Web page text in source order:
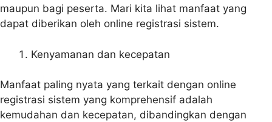
maupun bagi peserta. Mari kita lihat manfaat yang
dapat diberikan oleh online registrasi sistem.
Kenyamanan dan kecepatan
Manfaat paling nyata yang terkait dengan online
registrasi sistem yang komprehensif adalah
kemudahan dan kecepatan, dibandingkan dengan